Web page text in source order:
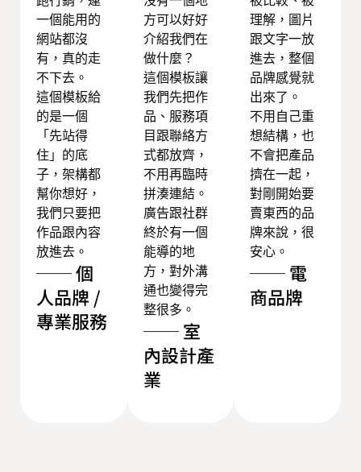
一個能用的
網站都沒
有，真的走
不下去。
這個模板給
的是一個
「先站得
住」的底
子，架構都
幫你想好，
我們只要把
作品跟內容
放進去。
── 個
人品牌 /
專業服務
方可以好好
介紹我們在
做什麼？
這個模板讓
我們先把作
品、服務項
目跟聯絡方
式都放齊，
不用再臨時
拼湊連結。
廣告跟社群
終於有一個
能導的地
方，對外溝
通也變得完
整很多。
── 室
內設計產
業
理解，圖片
跟文字一放
進去，整個
品牌感覺就
出來了。
不用自己重
想結構，也
不會把產品
擠在一起，
對剛開始要
賣東西的品
牌來說，很
安心。
── 電
商品牌